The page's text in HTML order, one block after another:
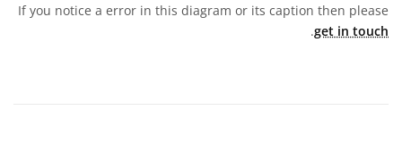
If you notice a error in this diagram or its caption then please
get in touch
.